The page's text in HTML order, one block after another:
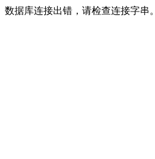
数据库连接出错，请检查连接字串。